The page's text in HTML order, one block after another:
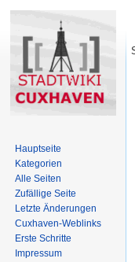
Hauptseite
Kategorien
Alle Seiten
Zufällige Seite
Letzte Änderungen
Cuxhaven-Weblinks
Erste Schritte
Impressum